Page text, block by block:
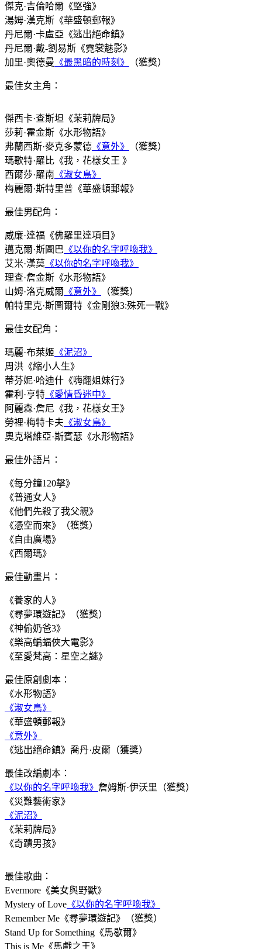
傑克·吉倫哈爾《堅強》
湯姆·漢克斯《華盛頓郵報》
丹尼爾·卡盧亞《逃出絕命鎮》
丹尼爾·戴-劉易斯《霓裳魅影》
加里·奧德曼 《最黑暗的時刻》 （獲獎）
最佳女主角：
傑西卡·查斯坦《茉莉牌局》
莎莉·霍金斯《水形物語》
弗蘭西斯·麥克多蒙德 《意外》
（獲獎）
瑪歌特·羅比《我，花樣女王 》
西爾莎·羅南 《淑女鳥》
梅麗爾·斯特里普《華盛頓郵報》
最佳男配角：
威廉·達福《佛羅里達項目》
邁克爾·斯圖巴 《以你的名字呼喚我》
艾米·漢莫 《以你的名字呼喚我》
理查·詹金斯《水形物語》
山姆·洛克威爾 《意外》
（獲獎）
帕特里克·斯圖爾特《金剛狼3:殊死一戰》
最佳女配角：
瑪麗·布萊姬 《泥沼》
周洪《縮小人生》
蒂芬妮·哈迪什《嗨翻姐妹行》
霍利·亨特 《愛情昏迷中》
阿麗森·詹尼《我，花樣女王》
勞裡·梅特卡夫 《淑女鳥》
奧克塔維亞·斯賓瑟《水形物語》
最佳外語片：
《每分鐘120擊》
《普通女人》
《他們先殺了我父親》
《憑空而來》（獲獎）
《自由廣場》
《西爾瑪》
最佳動畫片：
《養家的人》
《尋夢環遊記》（獲獎）
《神偷奶爸3》
《樂高蝙蝠俠大電影》
《至愛梵高：星空之謎》
最佳原創劇本：
《水形物語》
《淑女鳥》
《華盛頓郵報》
《意外》
《逃出絕命鎮》喬丹·皮爾（獲獎）
最佳改編劇本：
《以你的名字呼喚我》 詹姆斯·伊沃里（獲獎）
《災難藝術家》
《泥沼》
《茉莉牌局》
《奇蹟男孩》
最佳歌曲：
Evermore《美女與野獸》
Mystery of Love 《以你的名字呼喚我》
Remember Me《尋夢環遊記》（獲獎）
Stand Up for Something《馬歇爾》
This is Me《馬戲之王》